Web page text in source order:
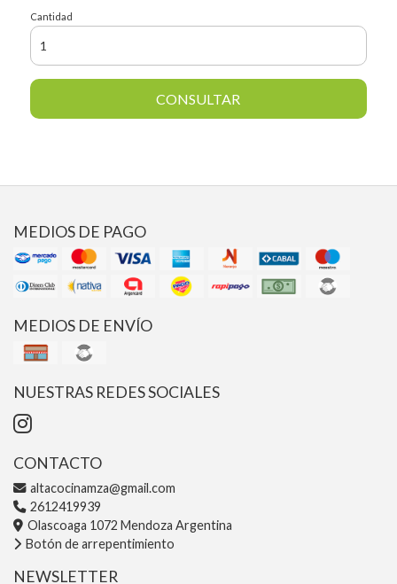
Cantidad
CONSULTAR
MEDIOS DE PAGO
MEDIOS DE ENVÍO
NUESTRAS REDES SOCIALES
CONTACTO
altacocinamza@gmail.com
2612419939
Olascoaga 1072 Mendoza Argentina
Botón de arrepentimiento
NEWSLETTER